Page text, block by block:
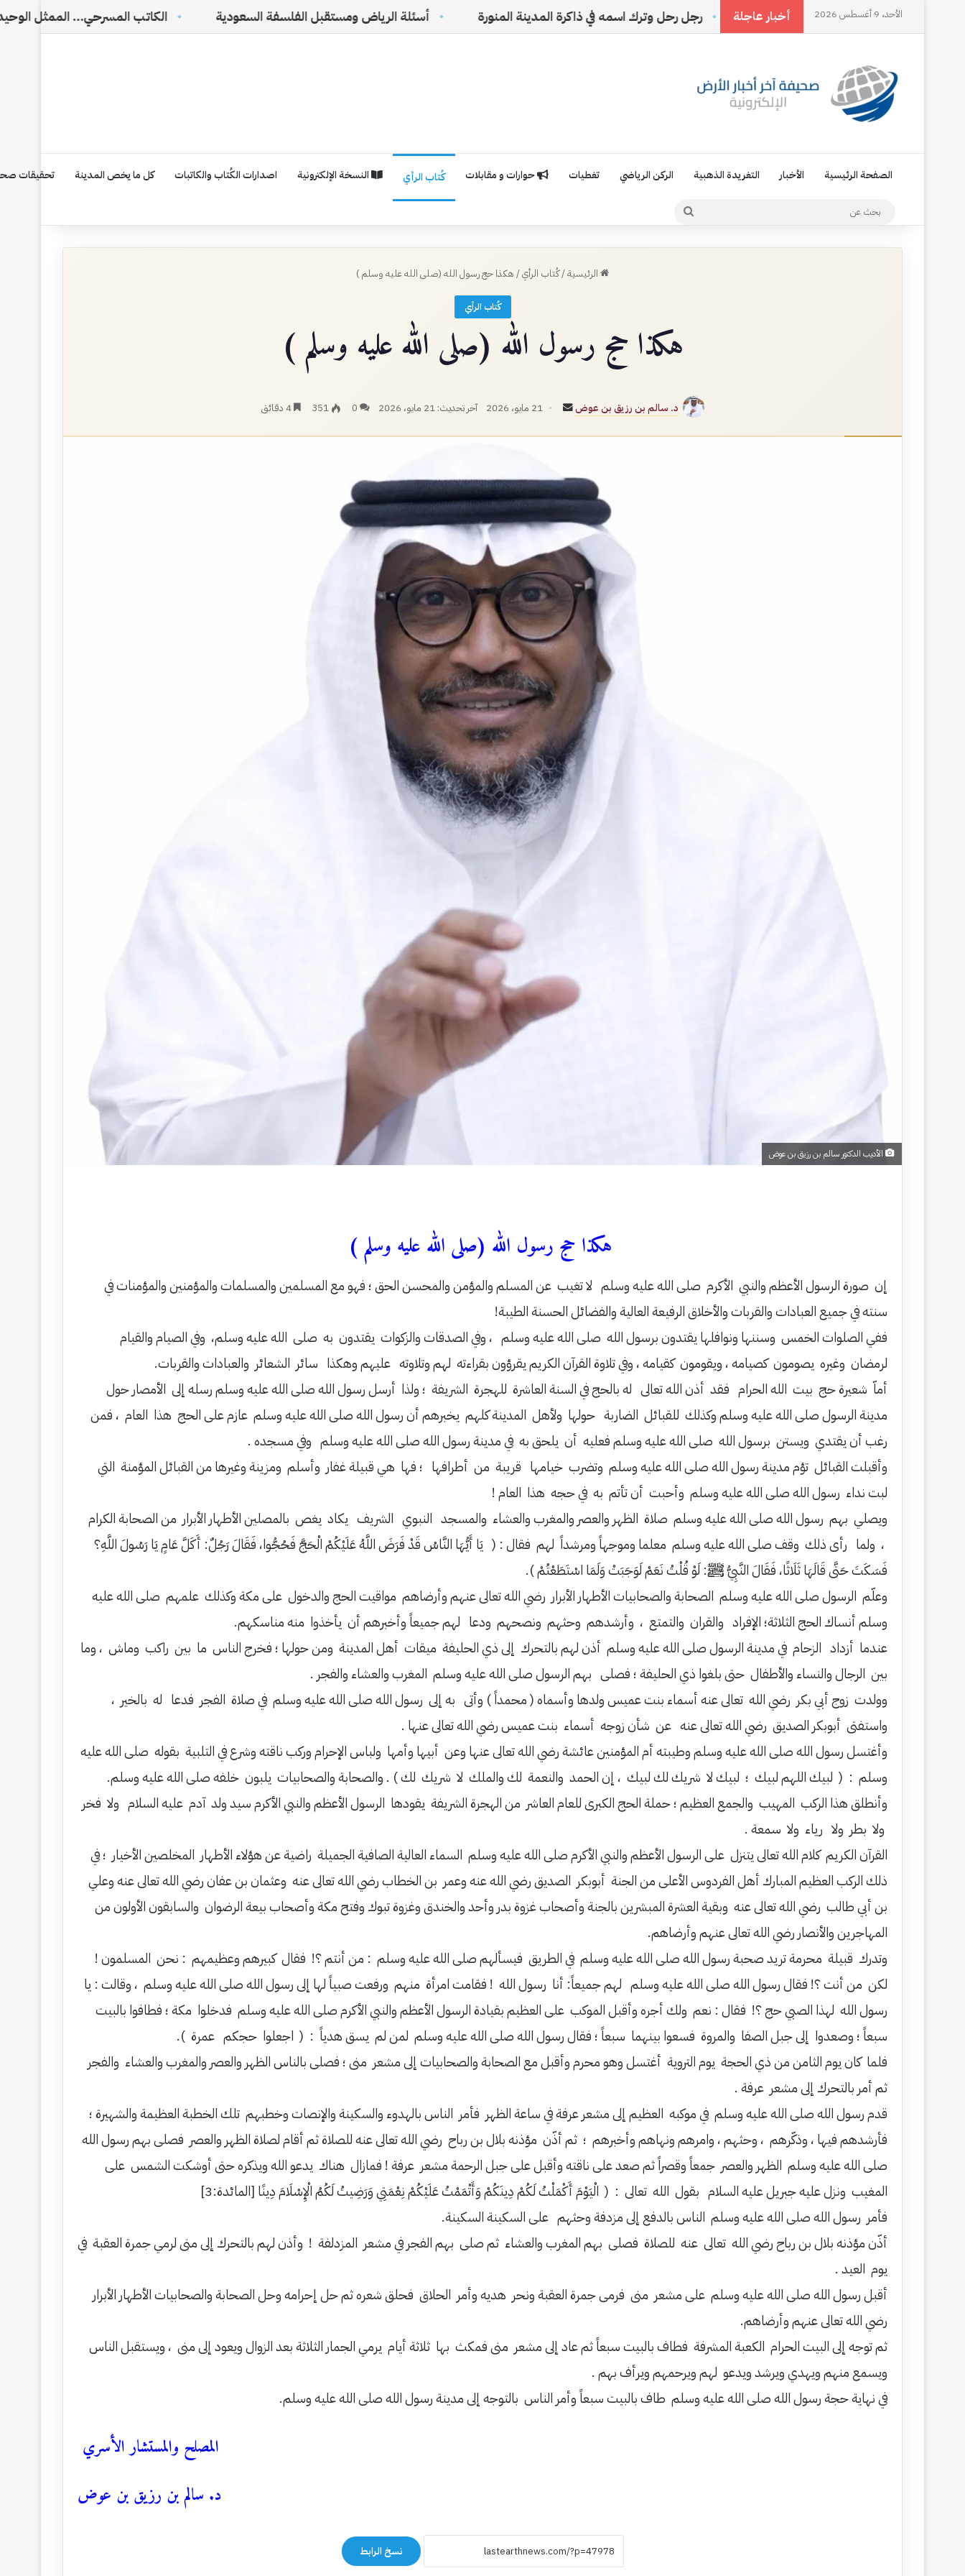
الأحد، 9 أغسطس 2026 أخبار عاجلة الناس بل تصنعها أنت رجل رحل وترك اسمه في ذاكرة المدينة المنورة أسئلة الرياض ومستقبل الفلسفة السعودية الكاتب المسرحي… الممثل الوحيد الذي لا يراه
الصفحة الرئيسية الأخبار التغريدة الذهبية الركن الرياضي تغطيات حوارات و مقابلات كُتاب الرأي النسخة الإلكترونية اصدارات الكُتاب والكاتبات كل ما يخص المدينة تحقيقات
بحث
الرئيسية/كُتاب الرأي/ هكذا حج رسول الله (صلى الله عليه وسلم )
كُتاب الرأي
هكذا حج رسول الله (صلى الله عليه وسلم )
د. سالم بن رزيق بن عوض
أرسل
إلكترونيا
21 مايو، 2026 آخر تحديث: 21 مايو، 2026 0
351
الأديب الدكتور سالم بن رزيق بن عوض
هكذا حج رسول الله (صلى الله عليه وسلم )
إن صورة الرسول الأعظم والنبي الأكرم صلى الله عليه وسلم لا تغيب عن المسلم والمؤمن والمحسن الحق ؛ فهو مع المسلمين والمسلمات والمؤمنين والمؤمنات في
سنته في جميع العبادات والقربات والأخلاق الرفيعة العالية والفضائل الحسنة الطيبة!
ففي الصلوات الخمس وسننها ونوافلها يقتدون برسول الله صلى الله عليه وسلم ، وفي الصدقات والزكوات يقتدون به صلى الله عليه وسلم، وفي الصيام والقيام
لرمضان وغيره يصومون كصيامه ، ويقومون كقيامه ، وفي تلاوة القرآن الكريم يقرؤون بقراءته لهم وتلاوته عليهم وهكذا سائر الشعائر والعبادات والقربات.
أماّ شعيرة حج بيت الله الحرام فقد أذن الله تعالى له بالحج في السنة العاشرة للهجرة الشريفة ؛ ولذا أرسل رسول الله صلى الله عليه وسلم رسله إلى الأمصار حول
مدينة الرسول صلى الله عليه وسلم وكذلك للقبائل الضاربة حولها ولأهل المدينة كلهم يخبرهم أن رسول الله صلى الله عليه وسلم عازم على الحج هذا العام ، فمن
رغب أن يقتدي ويستن برسول الله صلى الله عليه وسلم فعليه أن يلحق به في مدينة رسول الله صلى الله عليه وسلم وفي مسجده .
وأقبلت القبائل تؤم مدينة رسول الله صلى الله عليه وسلم وتضرب خيامها قريبة من أطرافها ؛ فها هي قبيلة غفار وأسلم ومزينة وغيرها من القبائل المؤمنة التي
لبت نداء رسول الله صلى الله عليه وسلم وأحبت أن تأتم به في حجه هذا العام !
ويصلي بهم رسول الله صلى الله عليه وسلم صلاة الظهر والعصر والمغرب والعشاء والمسجد النبوي الشريف يكاد يغص بالمصلين الأطهار الأبرار من الصحابة الكرام
، ولما رأى ذلك وقف صلى الله عليه وسلم معلما وموجهاً ومرشداً لهم فقال : ( يَا أَيُّهَا النَّاسُ قَدْ فَرَضَ اللَّهُ عَلَيْكُمْ الْحَجَّ فَحُجُّوا، فَقَالَ رَجُلٌ: أَكَلَّ عَامٍ يَا رَسُولَ اللَّهِ؟
فَسَكَتَ حَتَّى قَالَهَا ثَلَاثًا، فَقَالَ النَّبِيُّ ﷺ: لَوْ قُلْتُ نَعَمْ لَوَجَبَتْ وَلَمَا اسْتَطَعْتُمْ ).
وعلّم الرسول صلى الله عليه وسلم الصحابة والصحابيات الأطهار الأبرار رضي الله تعالى عنهم وأرضاهم مواقيت الحج والدخول على مكة وكذلك علمهم صلى الله عليه
وسلم أنساك الحج الثلاثة؛ الإفراد والقران والتمتع ، وأرشدهم وحثهم ونصحهم ودعا لهم جميعاً وأخبرهم أن يأخذوا منه مناسكهم.
عندما أزداد الزحام في مدينة الرسول صلى الله عليه وسلم أذن لهم بالتحرك إلى ذي الحليفة ميقات أهل المدينة ومن حولها ؛ فخرج الناس ما بين راكب وماش ، وما
بين الرجال والنساء والأطفال حتى بلغوا ذي الحليفة ؛ فصلى بهم الرسول صلى الله عليه وسلم المغرب والعشاء والفجر .
وولدت زوج أبي بكر رضي الله تعالى عنه أسماء بنت عميس ولدها وأسماه ( محمداً ) وأتى به إلى رسول الله صلى الله عليه وسلم في صلاة الفجر فدعا له بالخير ،
واستفتى أبوبكر الصديق رضي الله تعالى عنه عن شأن زوجه أسماء بنت عميس رضي الله تعالى عنها .
وأغتسل رسول الله صلى الله عليه وسلم وطيبته أم المؤمنين عائشة رضي الله تعالى عنها وعن أبيها وأمها ولباس الإحرام وركب ناقته وشرع في التلبية بقوله صلى الله عليه
وسلم : ( لبيك اللهم لبيك ؛ لبيك لا شريك لك لبيك ، إن الحمد والنعمة لك والملك لا شريك لك ) . والصحابة والصحابيات يلبون خلفه صلى الله عليه وسلم.
وأنطلق هذا الركب المهيب والجمع العظيم ؛ حملة الحج الكبرى للعام العاشر من الهجرة الشريفة يقودها الرسول الأعظم والنبي الأكرم سيد ولد آدم عليه السلام ولا فخر
ولا بطر ولا رياء ولا سمعة .
القرآن الكريم كلام الله تعالى يتنزل على الرسول الأعظم والنبي الأكرم صلى الله عليه وسلم السماء العالية الصافية الجميلة راضية عن هؤلاء الأطهار المخلصين الأخيار ؛ في
ذلك الركب العظيم المبارك أهل الفردوس الأعلى من الجنة أبوبكر الصديق رضي الله عنه وعمر بن الخطاب رضي الله تعالى عنه وعثمان بن عفان رضي الله تعالى عنه وعلي
بن أبي طالب رضي الله تعالى عنه وبقية العشرة المبشرين بالجنة وأصحاب غزوة بدر وأحد والخندق وغزوة تبوك وفتح مكة وأصحاب بيعة الرضوان والسابقون الأولون من
المهاجرين والأنصار رضي الله تعالى عنهم وأرضاهم.
وتدرك قبيلة محرمة تريد صحبة رسول الله صلى الله عليه وسلم في الطريق فيسألهم صلى الله عليه وسلم : من أنتم ؟! فقال كبيرهم وعظيمهم : نحن المسلمون !
لكن من أنت ؟! فقال رسول الله صلى الله عليه وسلم لهم جميعاً: أنا رسول الله ! فقامت امرأة منهم ورفعت صبياً لها إلى رسول الله صلى الله عليه وسلم ، وقالت : يا
رسول الله لهذا الصبي حج ؟! فقال : نعم ولك أجره وأقبل الموكب على العظيم بقيادة الرسول الأعظم والنبي الأكرم صلى الله عليه وسلم فدخلوا مكة ؛ فطافوا بالبيت
سبعاً ؛ وصعدوا إلى جبل الصفا والمروة فسعوا بينهما سبعاً ؛ فقال رسول الله صلى الله عليه وسلم لمن لم يسق هدياً : ( اجعلوا حجكم عمرة ).
فلما كان يوم الثامن من ذي الحجة يوم التروية أغتسل وهو محرم وأقبل مع الصحابة والصحابيات إلى مشعر منى ؛ فصلى بالناس الظهر والعصر والمغرب والعشاء والفجر
ثم أمر بالتحرك إلى مشعر عرفة .
قدم رسول الله صلى الله عليه وسلم في موكبه العظيم إلى مشعر عرفة في ساعة الظهر فأمر الناس بالهدوء والسكينة والإنصات وخطبهم تلك الخطبة العظيمة والشهيرة ؛
فأرشدهم فيها ، وذكّرهم ، وحثهم ، وامرهم ونهاهم وأخبرهم ؛ ثم أذّن مؤذنه بلال بن رباح رضي الله تعالى عنه للصلاة ثم أقام لصلاة الظهر والعصر فصلى بهم رسول الله
صلى الله عليه وسلم الظهر والعصر جمعاً وقصراً ثم صعد على ناقته وأقبل على جبل الرحمة مشعر عرفة ! فمازال هناك يدعو الله ويذكره حتى أوشكت الشمس على
المغيب ونزل عليه جبريل عليه السلام بقول الله تعالى : ( الْيَوْمَ أَكْمَلْتُ لَكُمْ دِينَكُمْ وَأَتْمَمْتُ عَلَيْكُمْ نِعْمَتِي وَرَضِيتُ لَكُمُ الْإِسْلَامَ دِينًا [المائدة:3]
فأمر رسول الله صلى الله عليه وسلم الناس بالدفع إلى مزدفة وحثهم على السكينة السكينة.
أذّن مؤذنه بلال بن رباح رضي الله تعالى عنه للصلاة فصلى بهم المغرب والعشاء ثم صلى بهم الفجر في مشعر المزدلفة ! وأذن لهم بالتحرك إلى منى لرمي جمرة العقبة في
يوم العيد .
أقبل رسول الله صلى الله عليه وسلم على مشعر منى فرمى جمرة العقبة ونحر هديه وأمر الحلاق فحلق شعره ثم حل إحرامه وحل الصحابة والصحابيات الأطهار الأبرار
رضي الله تعالى عنهم وأرضاهم.
ثم توجه إلى البيت الحرام الكعبة المشرفة فطاف بالبيت سبعاً ثم عاد إلى مشعر منى فمكث بها ثلاثة أيام يرمي الجمار الثلاثة بعد الزوال ويعود إلى منى ، ويستقبل الناس
ويسمع منهم ويهدي ويرشد ويدعو لهم ويرحمهم ويرأف بهم .
في نهاية حجة رسول الله صلى الله عليه وسلم طاف بالبيت سبعاً وأمر الناس بالتوجه إلى مدينة رسول الله صلى الله عليه وسلم.
المصلح والمستشار الأسري
د. سالم بن رزيق بن عوض
نسخ الرابط